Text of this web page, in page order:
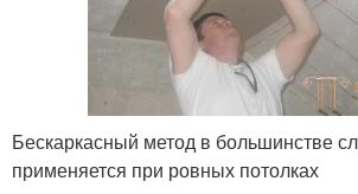
Бескаркасный метод в большинстве
применяется при ровных потолках